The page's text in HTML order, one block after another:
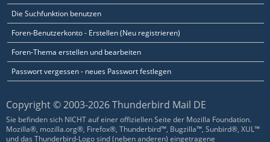
Die Suchfunktion benutzen
Foren-Benutzerkonto - Erstellen (Neu registrieren)
Foren-Thema erstellen und bearbeiten
Passwort vergessen - neues Passwort festlegen
Copyright © 2003-2026 Thunderbird Mail DE
Sie befinden sich NICHT auf einer offiziellen Seite der Mozilla Foundation.
Mozilla®, mozilla.org®, Firefox®, Thunderbird™, Bugzilla™, Sunbird®, XUL™
und das Thunderbird-Logo sind (neben anderen) eingetragene